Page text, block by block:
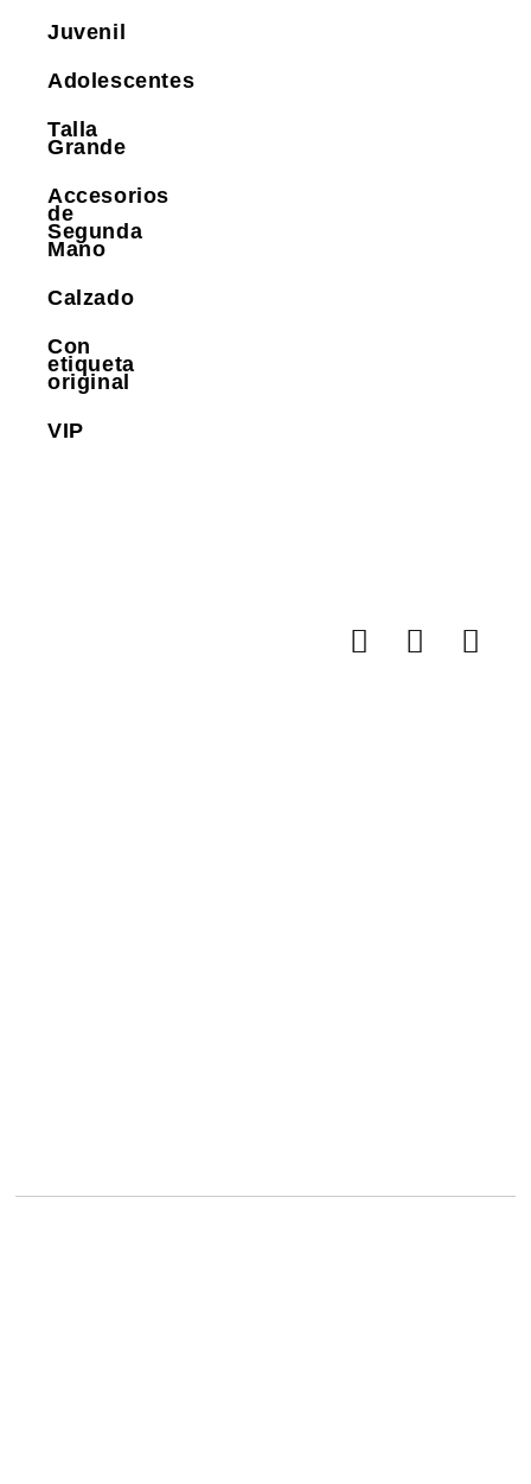
Juvenil
Adolescentes
Talla
Grande
Accesorios
de
Segunda
Mano
Calzado
Con
etiqueta
original
VIP